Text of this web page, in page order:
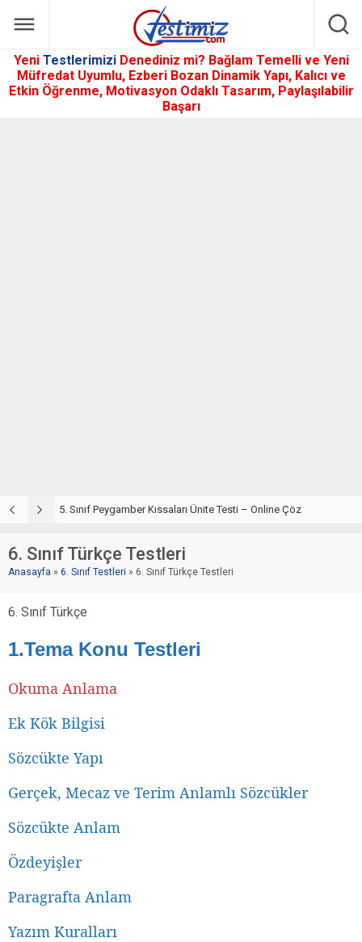
Yeni Testlerimizi Denediniz mi? Bağlam Temelli ve Yeni
Müfredat Uyumlu, Ezberi Bozan Dinamik Yapı, Kalıcı ve
Etkin Öğrenme, Motivasyon Odaklı Tasarım, Paylaşılabilir
Başarı
5. Sınıf Peygamber Kıssaları Ünite Testi – Online Çöz
6. Sınıf Türkçe Testleri
Anasayfa » 6. Sınıf Testleri » 6. Sınıf Türkçe Testleri
6. Sınıf Türkçe
1.Tema Konu Testleri
Okuma Anlama
Ek Kök Bilgisi
Sözcükte Yapı
Gerçek, Mecaz ve Terim Anlamlı Sözcükler
Sözcükte Anlam
Özdeyişler
Paragrafta Anlam
Yazım Kuralları